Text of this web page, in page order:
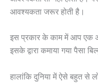
आवश्यकता जरूर होती है।
इस प्रकार के काम में आप एक
इसके द्वारा कमाया गया पैसा
हालांकि दुनिया में ऐसे बहुत से